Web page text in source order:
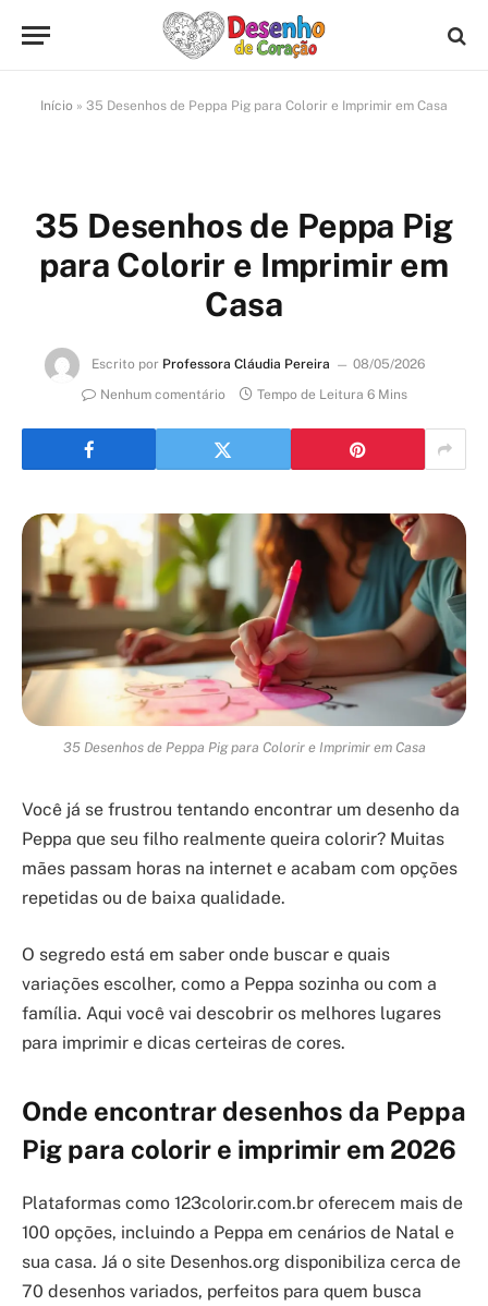
Início » 35 Desenhos de Peppa Pig para Colorir e Imprimir em Casa
35 Desenhos de Peppa Pig
para Colorir e Imprimir em
Casa
Escrito por Professora Cláudia Pereira
08/05/2026
Nenhum comentário
Tempo de Leitura 6 Mins
35 Desenhos de Peppa Pig para Colorir e Imprimir em Casa
Você já se frustrou tentando encontrar um desenho da
Peppa que seu filho realmente queira colorir? Muitas
mães passam horas na internet e acabam com opções
repetidas ou de baixa qualidade.
O segredo está em saber onde buscar e quais
variações escolher, como a Peppa sozinha ou com a
família. Aqui você vai descobrir os melhores lugares
para imprimir e dicas certeiras de cores.
Onde encontrar desenhos da Peppa
Pig para colorir e imprimir em 2026
Plataformas como 123colorir.com.br oferecem mais de
100 opções, incluindo a Peppa em cenários de Natal e
sua casa. Já o site Desenhos.org disponibiliza cerca de
70 desenhos variados, perfeitos para quem busca